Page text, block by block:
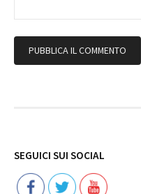
SEGUICI SUI SOCIAL